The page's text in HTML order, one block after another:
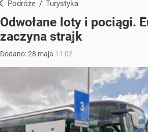
Podróże / Turystyka
Odwołane loty i pociągi.
zaczyna strajk
Dodano:28 maja 11:02